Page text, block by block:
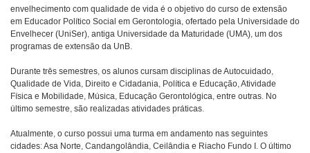
envelhecimento com qualidade de vida é o objetivo do curso de extensão
em Educador Político Social em Gerontologia, ofertado pela Universidade do
Envelhecer (UniSer), antiga Universidade da Maturidade (UMA), um dos
programas de extensão da UnB.
Durante três semestres, os alunos cursam disciplinas de Autocuidado,
Qualidade de Vida, Direito e Cidadania, Política e Educação, Atividade
Física e Mobilidade, Música, Educação Gerontológica, entre outras. No
último semestre, são realizadas atividades práticas.
Atualmente, o curso possui uma turma em andamento nas seguintes
cidades: Asa Norte, Candangolândia, Ceilândia e Riacho Fundo I. O último